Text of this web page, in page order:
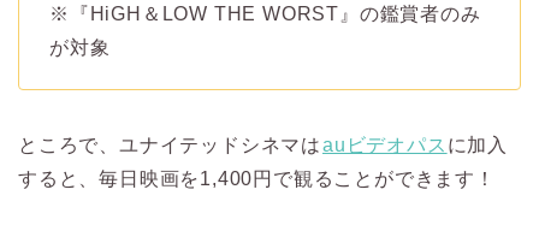
※『HiGH＆LOW THE WORST』の鑑賞者のみ
が対象
ところで、ユナイテッドシネマはauビデオパス に加入
すると、毎日映画を1,400円で観ることができます！